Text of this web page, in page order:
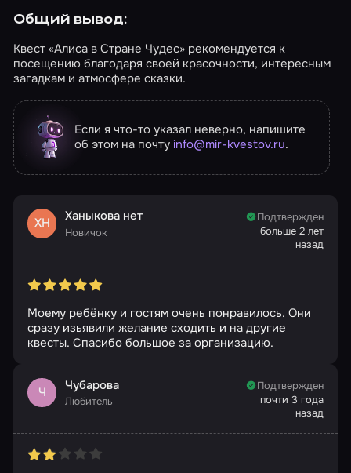
Общий вывод:
Квест «Алиса в Стране Чудес» рекомендуется к
посещению благодаря своей красочности, интересным
загадкам и атмосфере сказки.
Если я что-то указал неверно, напишите
об этом на почту info@mir-kvestov.ru.
ХН Ханыкова нет
Новичок
Подтвержден
больше 2 лет
назад
Моему ребёнку и гостям очень понравилось. Они
сразу изьявили желание сходить и на другие
квесты. Спасибо большое за организацию.
Ч Чубарова
Любитель
Подтвержден
почти 3 года
назад